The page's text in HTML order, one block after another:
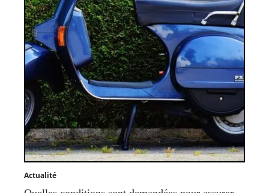
Actualité